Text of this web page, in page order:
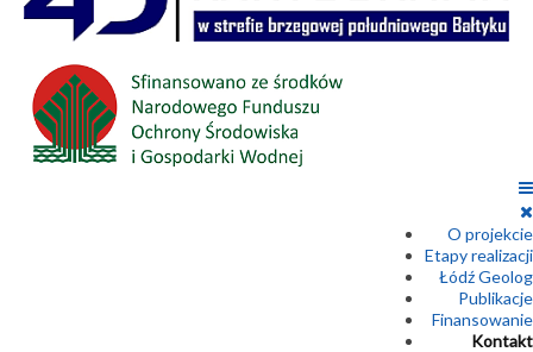
O projekcie
Etapy realizacji
Łódź Geolog
Publikacje
Finansowanie
Kontakt